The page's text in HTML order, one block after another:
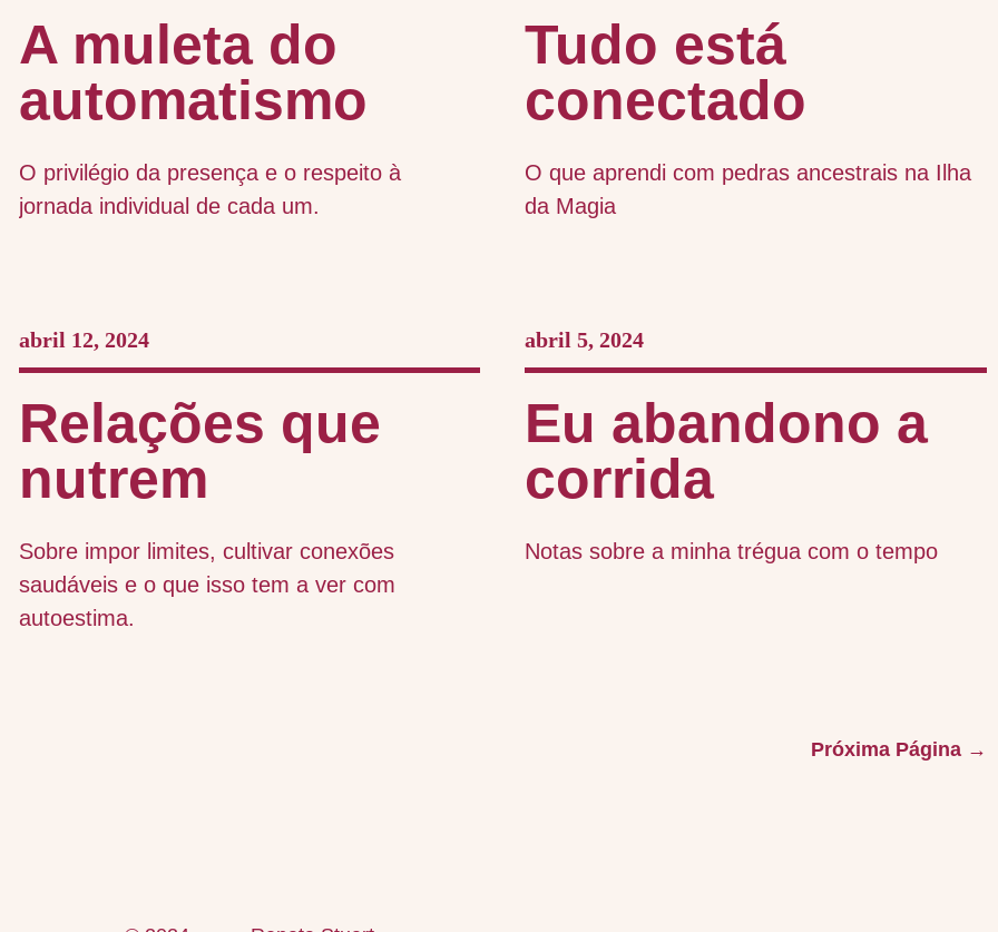
A muleta do
automatismo
O privilégio da presença e o respeito à
jornada individual de cada um.
Tudo está
conectado
O que aprendi com pedras ancestrais na Ilha
da Magia
abril 12, 2024
Relações que
nutrem
Sobre impor limites, cultivar conexões
saudáveis e o que isso tem a ver com
autoestima.
abril 5, 2024
Eu abandono a
corrida
Notas sobre a minha trégua com o tempo
Próxima Página →